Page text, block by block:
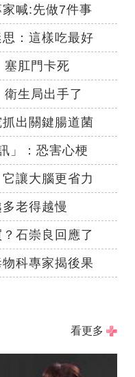
喊:先做7件事
：這樣吃最好
塞肛門卡死
生局出手了
出關鍵腸道菌
」：恐害心梗
讓大腦更省力
老得越慢
石崇良回應了
科專家揭後果
看更多